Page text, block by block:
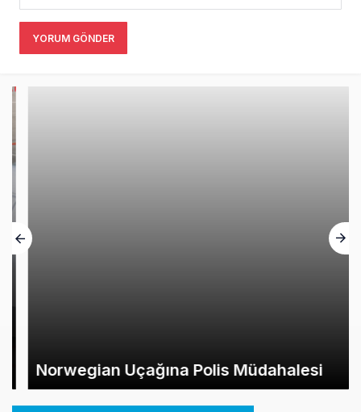
YORUM GÖNDER
Norwegian Uçağına Polis Müdahalesi